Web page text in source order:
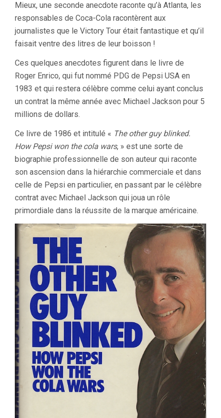
Mieux, une seconde anecdote raconte qu’à Atlanta, les
responsables de Coca-Cola racontèrent aux
journalistes que le Victory Tour était fantastique et qu’il
faisait ventre des litres de leur boisson !
Ces quelques anecdotes figurent dans le livre de
Roger Enrico, qui fut nommé PDG de Pepsi USA en
1983 et qui restera célèbre comme celui ayant conclus
un contrat la même année avec Michael Jackson pour 5
millions de dollars.
Ce livre de 1986 et intitulé « The other guy blinked.
How Pepsi won the cola wars, » est une sorte de
biographie professionnelle de son auteur qui raconte
son ascension dans la hiérarchie commerciale et dans
celle de Pepsi en particulier, en passant par le célèbre
contrat avec Michael Jackson qui joua un rôle
primordiale dans la réussite de la marque américaine.